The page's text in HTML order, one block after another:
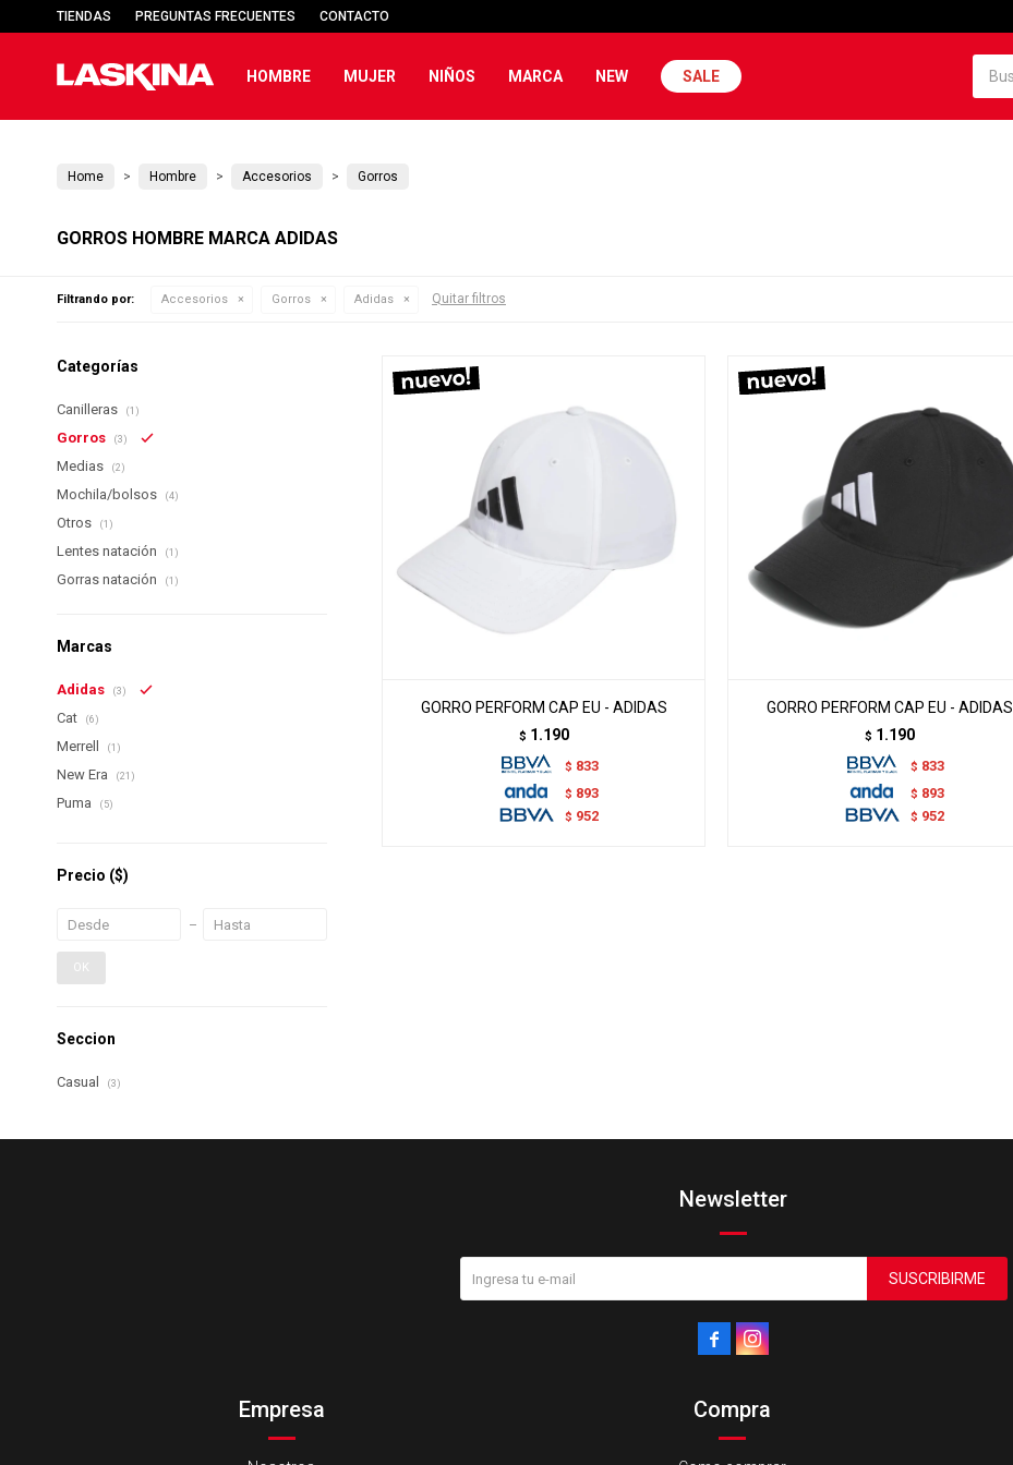
HOMBRE MUJER NIÑOS MARCA NEW SALE
TIENDAS PREGUNTAS FRECUENTES CONTACTO
Home Hombre Accesorios Gorros
GORROS HOMBRE MARCA ADIDAS
Filtrando por: Accesorios Gorros Adidas Quitar filtros
GORRO PERFORM CAP EU - ADIDAS
$ 1.190
$ 833
$ 893
$ 952
GORRO PERFORM CAP EU - ADIDAS
$ 1.190
$ 833
$ 893
$ 952
Categorías
Canilleras (1)
Gorros (3)
Medias (2)
Mochila/bolsos (4)
Otros (1)
Lentes natación (1)
Gorras natación (1)
Marcas
Adidas (3)
Cat (6)
Merrell (1)
New Era (21)
Puma (5)
Precio ($)
OK
Seccion
Casual (3)
Empresa Compra
Newsletter
SUSCRIBIRME
 